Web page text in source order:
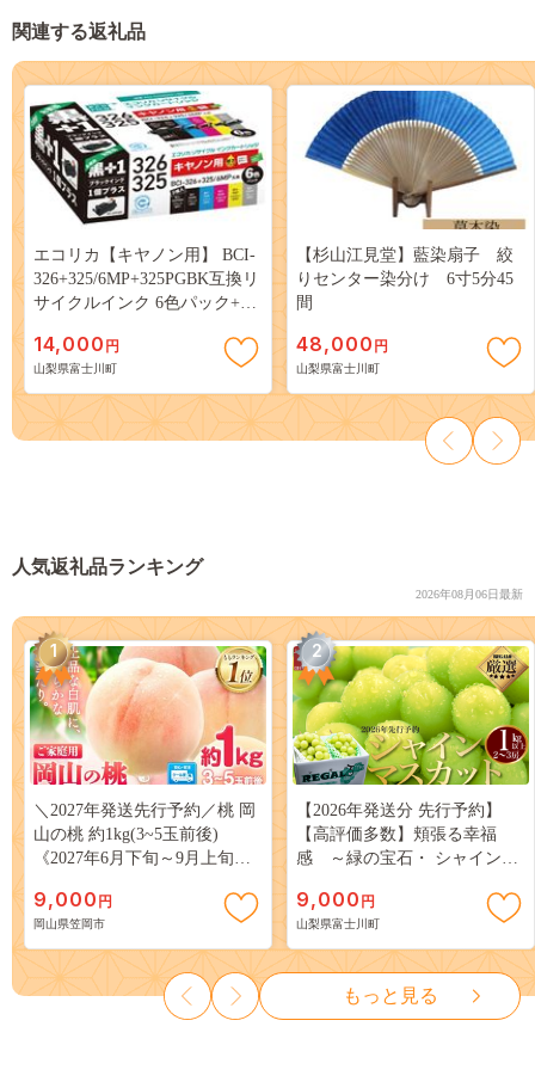
関連する返礼品
エコリカ【キヤノン用】 BCI-
326+325/6MP+325PGBK互換リ
サイクルインク 6色パック+黒
ECI-C3266P+BK） canon リサ
イクル インク 互換インク カ
ートリッジ インクカートリッ
ジ カラー オフィス用品 プリ
ンター インク 山梨県 富士川
14,000 円
山梨県富士川町
【杉山江見堂】藍染扇子 絞
りセンター染分け 6寸5分45
間
48,000 円
山梨県富士川町
人気返礼品ランキング
2026年08月06日最新
1
＼2027年発送先行予約／桃 岡
山の桃 約1kg(3~5玉前後)
《2027年6月下旬～9月上旬頃
岡山 はくとう スイーツ フル
ーツ 果物 デザート 旬 モモ も
も 先行予約 送料無料 果物 岡
山県 笠岡市 清水白桃 白鳳 白
麗 クール便---
kasaoka_zsy_419_100---
9,000 円
岡山県笠岡市
2
【2026年発送分 先行予約】
【高評価多数】頬張る幸福
感 ～緑の宝石・ シャインマ
３房） フルーツ 山梨県産 果
物 くだもの シャイン マスカ
ット ぶどう ブドウ 葡萄 大粒
種なし 先行予約 富士川町
10000円 一万円 9000円 九千円
9,000 円
山梨県富士川町
もっと見る